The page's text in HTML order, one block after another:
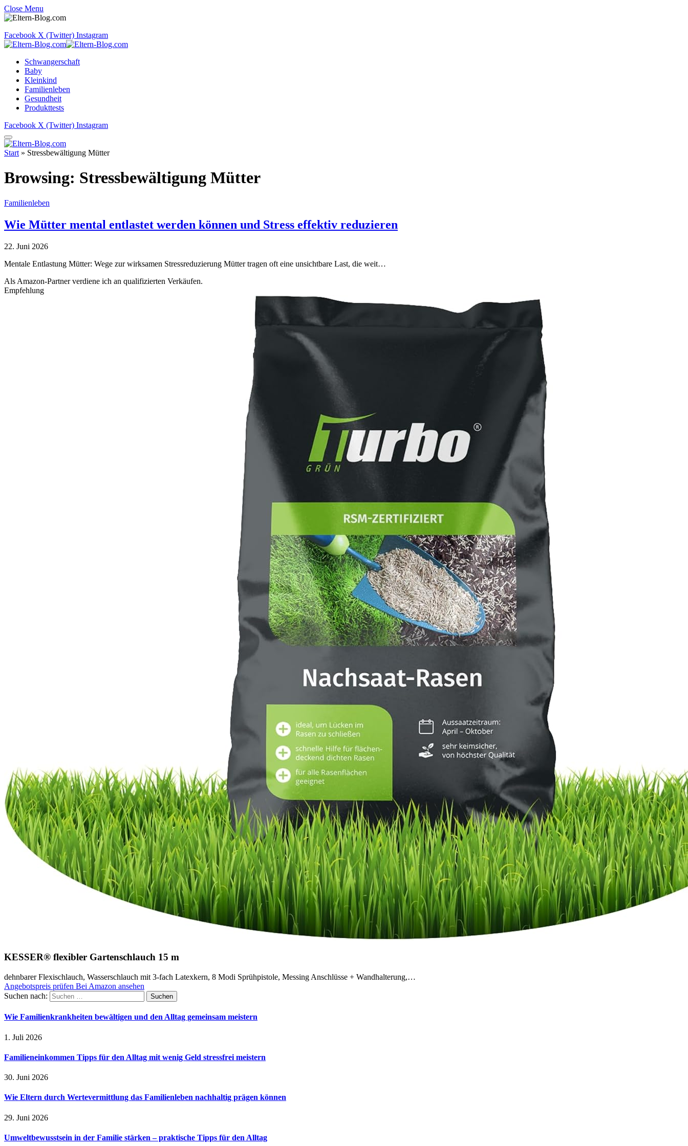
Close Menu
Facebook X (Twitter) Instagram
Schwangerschaft
Baby
Kleinkind
Familienleben
Gesundheit
Produkttests
Facebook X (Twitter) Instagram
Start » Stressbewältigung Mütter
Browsing: Stressbewältigung Mütter
Familienleben
Wie Mütter mental entlastet werden können und Stress effektiv reduzieren
22. Juni 2026
Mentale Entlastung Mütter: Wege zur wirksamen Stressreduzierung Mütter tragen oft eine unsichtbare Last, die weit…
Als Amazon-Partner verdiene ich an qualifizierten Verkäufen.
Empfehlung
KESSER® flexibler Gartenschlauch 15 m
dehnbarer Flexischlauch, Wasserschlauch mit 3-fach Latexkern, 8 Modi Sprühpistole, Messing Anschlüsse + Wandhalterung,…
Angebotspreis prüfen Bei Amazon ansehen
Suchen nach:
Wie Familienkrankheiten bewältigen und den Alltag gemeinsam meistern
1. Juli 2026
Familieneinkommen Tipps für den Alltag mit wenig Geld stressfrei meistern
30. Juni 2026
Wie Eltern durch Wertevermittlung das Familienleben nachhaltig prägen können
29. Juni 2026
Umweltbewusstsein in der Familie stärken – praktische Tipps für den Alltag